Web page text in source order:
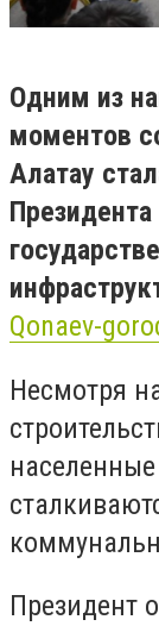
Одним из
моментов
Алатау
Qonaev-
Несмотря
Президент